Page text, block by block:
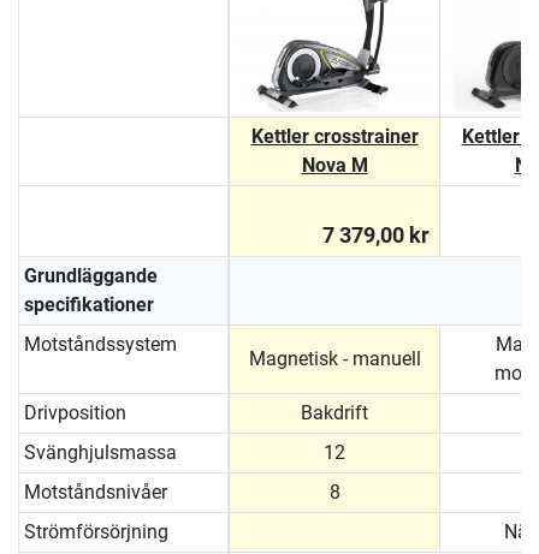
Kettler crosstrainer
Nova M
Kettler
7 379,00 kr
Grundläggande
specifikationer
Motståndssystem
Magnetisk - manuell
Drivposition
Bakdrift
Svänghjulsmassa
12
Motståndsnivåer
8
Strömförsörjning